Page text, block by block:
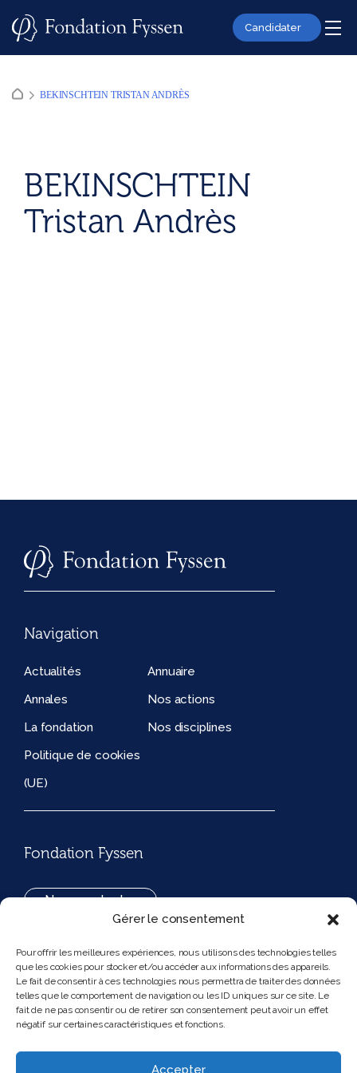
Gérer le consentement
Pour offrir les meilleures expériences, nous utilisons des technologies telles
que les cookies pour stocker et/ou accéder aux informations des appareils.
Le fait de consentir à ces technologies nous permettra de traiter des données
telles que le comportement de navigation ou les ID uniques sur ce site. Le
fait de ne pas consentir ou de retirer son consentement peut avoir un effet
négatif sur certaines caractéristiques et fonctions.
Accepter
Candidater
BEKINSCHTEIN TRISTAN ANDRÈS
BEKINSCHTEIN
Tristan Andrès
Navigation
Actualités
Annuaire
Annales
Nos actions
La fondation
Nos disciplines
Politique de cookies
(UE)
Fondation Fyssen
Nous contacter
194, rue de Rivoli 75001 Paris France
Nous suivre